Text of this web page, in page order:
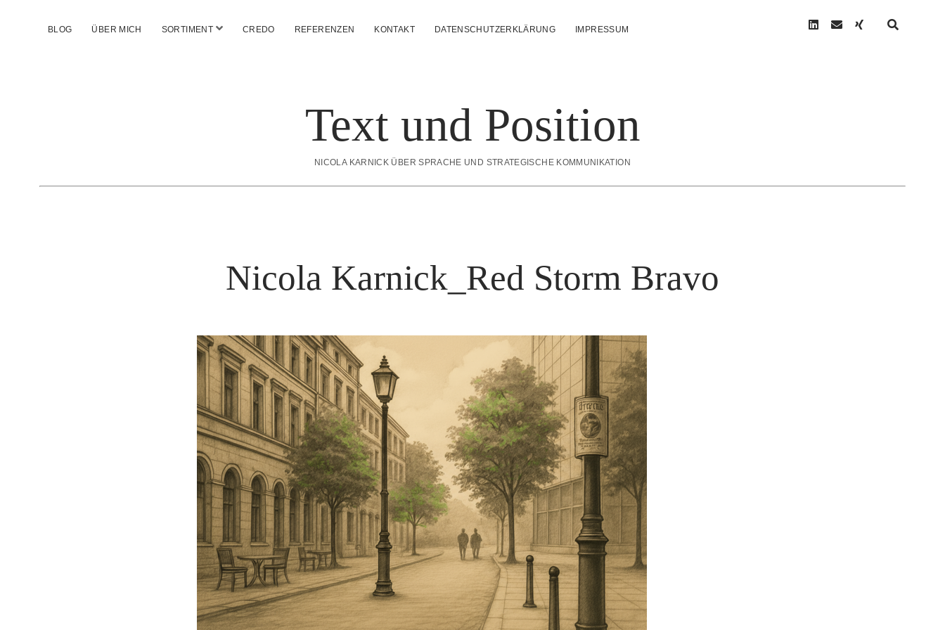
BLOG ÜBER MICH SORTIMENT MenüCREDO REFERENZEN KONTAKT DATENSCHUTZERKLÄRUNG IMPRESSUM linkedin
emailxing
Text und Position
NICOLA KARNICK ÜBER SPRACHE UND STRATEGISCHE KOMMUNIKATION
Nicola Karnick_Red Storm Bravo